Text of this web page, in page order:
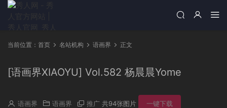
当前位置： 首页 名站机构 语画界 正文
[语画界XIAOYU] Vol.582 杨晨晨Yome
语画界 语画界 推广 共94张图片 一键下载